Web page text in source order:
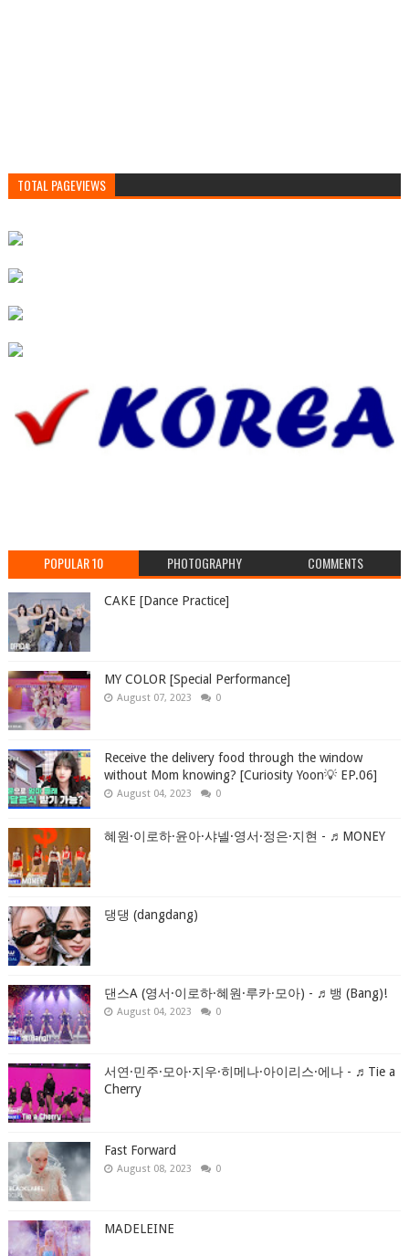
TOTAL PAGEVIEWS
POPULAR 10 PHOTOGRAPHY COMMENTS
CAKE [Dance Practice]
MY COLOR [Special Performance]
August 07, 2023 0
Receive the delivery food through the window
without Mom knowing? [Curiosity Yoon💡 EP.06]
August 04, 2023 0
혜원·이로하·윤아·샤넬·영서·정은·지현 - ♬MONEY
댕댕 (dangdang)
댄스A (영서·이로하·혜원·루카·모아) - ♬뱅 (Bang)!
August 04, 2023 0
서연·민주·모아·지우·히메나·아이리스·에나 - ♬Tie a
Cherry
Fast Forward
August 08, 2023 0
MADELEINE